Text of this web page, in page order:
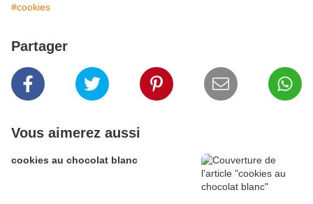
#cookies
Partager
Vous aimerez aussi
cookies au chocolat blanc